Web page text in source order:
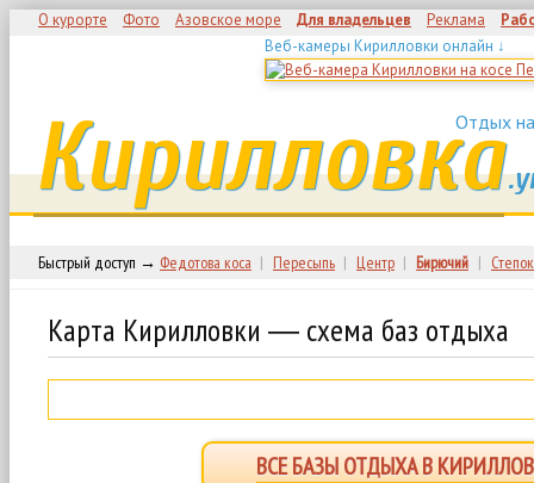
О курорте Фото Азовское море Для владельцев Реклама
Веб-камеры Кирилловки онлайн ↓
Отдых
Кирилловка
Быстрый доступ → Федотова коса | Пересыпь | Центр | Бирючий | Степок
Карта Кирилловки ― схема баз отдыха
ВСЕ БАЗЫ ОТДЫХА В